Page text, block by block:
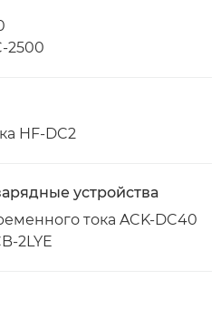
2500
HF-DC2
устройства
тока ACK-DC40
2LYE